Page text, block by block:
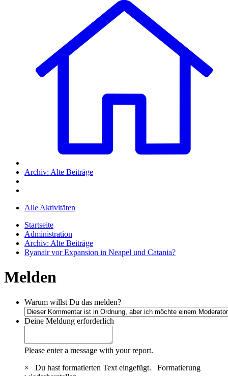
Archiv: Alte Beiträge
Alle Aktivitäten
Startseite
Administration
Archiv: Alte Beiträge
Ryanair vor Expansion in Neapel und Catania?
Melden
Warum willst Du das melden?
Deine Meldung erforderlich
Please enter a message with your report.
×
Du hast formatierten Text eingefügt. Formatierung